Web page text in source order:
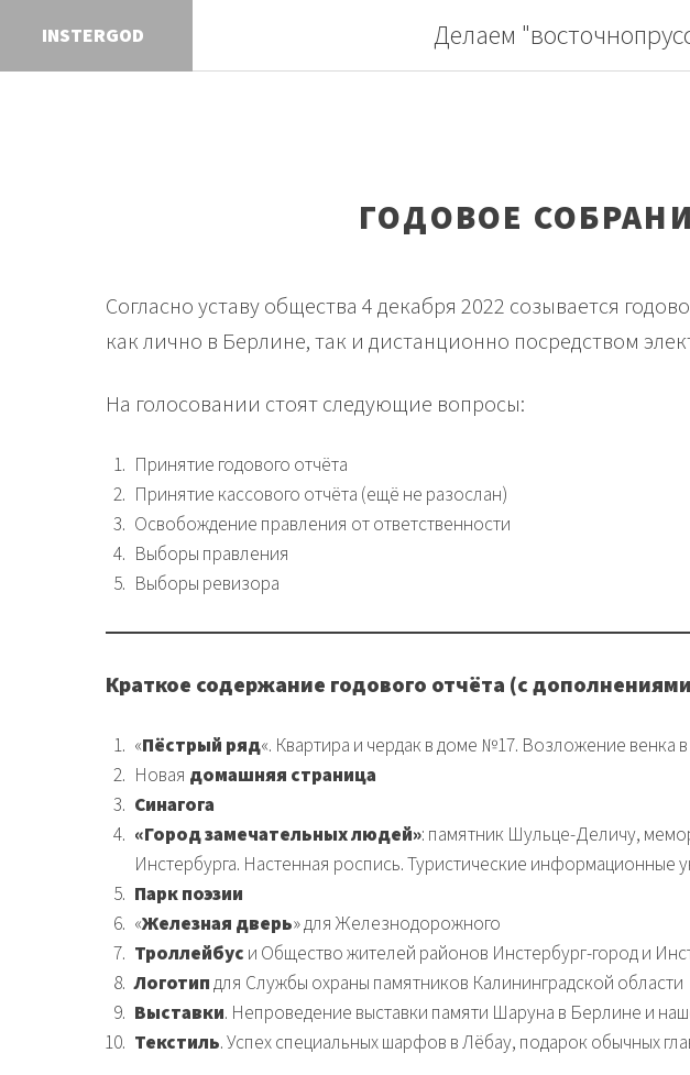
INSTE Делаем
ГОДОВОЕ
Согласно уставу общества 4 декабря 2022 созывается
как лично в Берлине, так и дистанционно посредством
На голосовании стоят следующие вопросы:
Принятие годового отчёта
Принятие кассового отчёта (ещё не разослан)
Освобождение правления от ответственности
Выборы правления
Выборы ревизора
Краткое содержание годового отчёта (с
«Пёстрый ряд«. Квартира и чердак в доме №17. Возложение венка в
Новая домашняя страница
Синагога
«Город замечательных людей»: памятник Шульце-Деличу,
Инстербурга. Настенная роспись. Туристические информационные
Парк поэзии
«Железная дверь» для Железнодорожного
Троллейбус и Общество жителей районов Инстербург-город и
Логотипдля Службы охраны памятников Калининградской области
Выставки. Непроведение выставки памяти Шаруна в Берлине и
Текстиль. Успех специальных шарфов в Лёбау, подарок обычных